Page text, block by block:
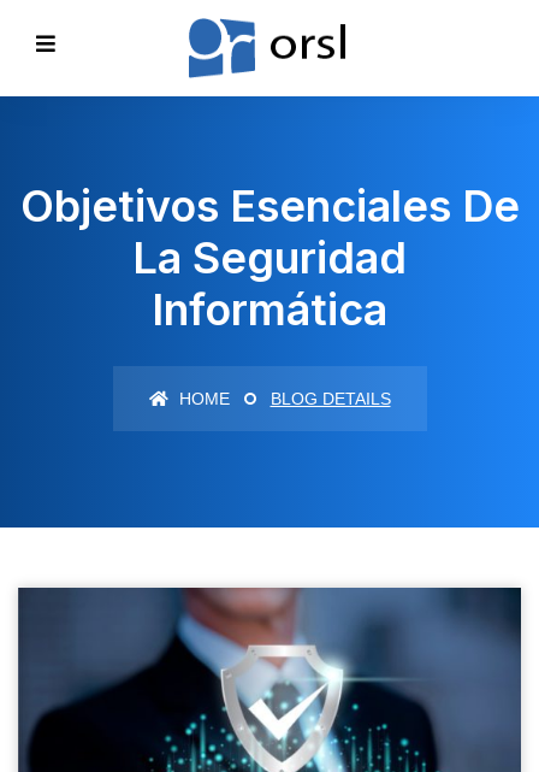
Objetivos Esenciales De
La Seguridad
Informática
HOME BLOG DETAILS